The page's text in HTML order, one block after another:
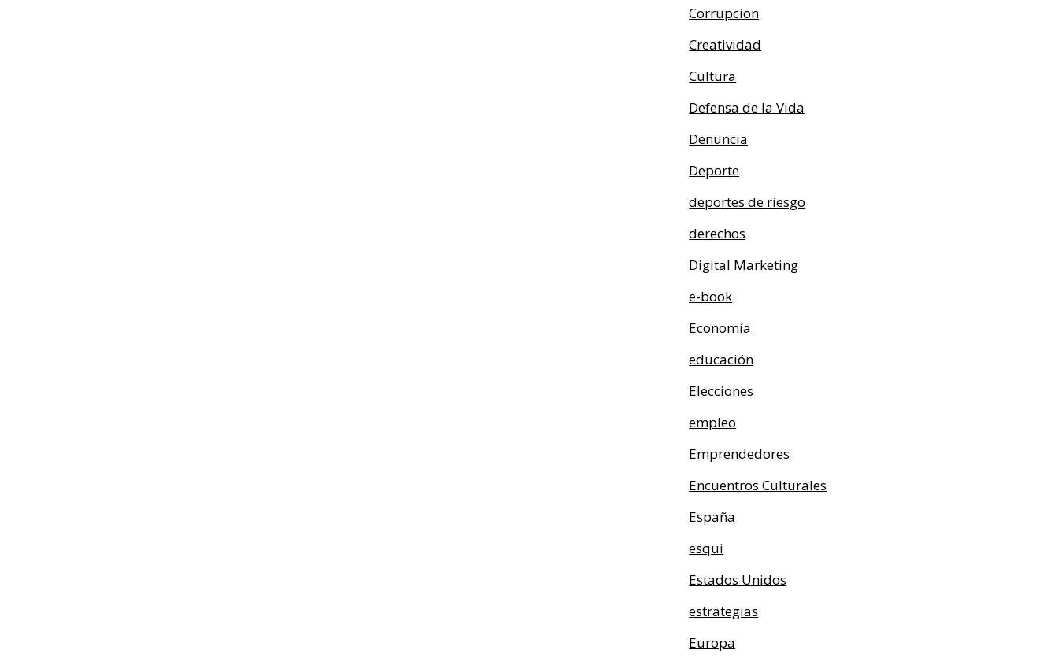
Corrupcion
Creatividad
Cultura
Defensa de la Vida
Denuncia
Deporte
deportes de riesgo
derechos
Digital Marketing
e-book
Economía
educación
Elecciones
empleo
Emprendedores
Encuentros Culturales
España
esqui
Estados Unidos
estrategias
Europa